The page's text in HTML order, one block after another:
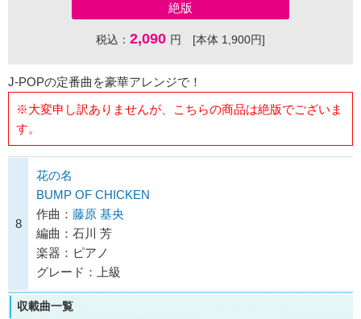
絶版
税込： 2,090 円 [本体 1,900円]
J-POPの定番曲を豪華アレンジで！
※大変申し訳ありませんが、こちらの商品は絶版でございま
す。
8
花の名
BUMP OF CHICKEN
作曲： 藤原 基央
編曲：石川 芳
楽器：ピアノ
グレード：上級
収載曲一覧